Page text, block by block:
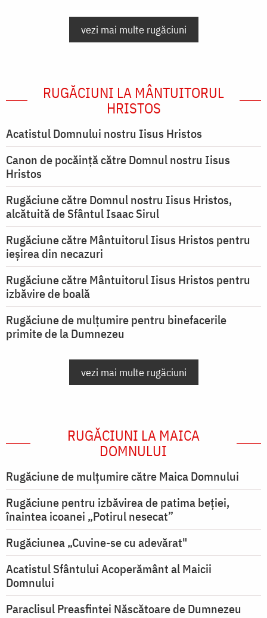
vezi mai multe rugăciuni
RUGĂCIUNI LA MÂNTUITORUL
HRISTOS
Acatistul Domnului nostru Iisus Hristos
Canon de pocăință către Domnul nostru Iisus
Hristos
Rugăciune către Domnul nostru Iisus Hristos,
alcătuită de Sfântul Isaac Sirul
Rugăciune către Mântuitorul Iisus Hristos pentru
ieşirea din necazuri
Rugăciune către Mântuitorul Iisus Hristos pentru
izbăvire de boală
Rugăciune de mulțumire pentru binefacerile
primite de la Dumnezeu
vezi mai multe rugăciuni
RUGĂCIUNI LA MAICA
DOMNULUI
Rugăciune de mulţumire către Maica Domnului
Rugăciune pentru izbăvirea de patima beției,
înaintea icoanei „Potirul nesecat”
Rugăciunea „Cuvine-se cu adevărat"
Acatistul Sfântului Acoperământ al Maicii
Domnului
Paraclisul Preasfintei Născătoare de Dumnezeu